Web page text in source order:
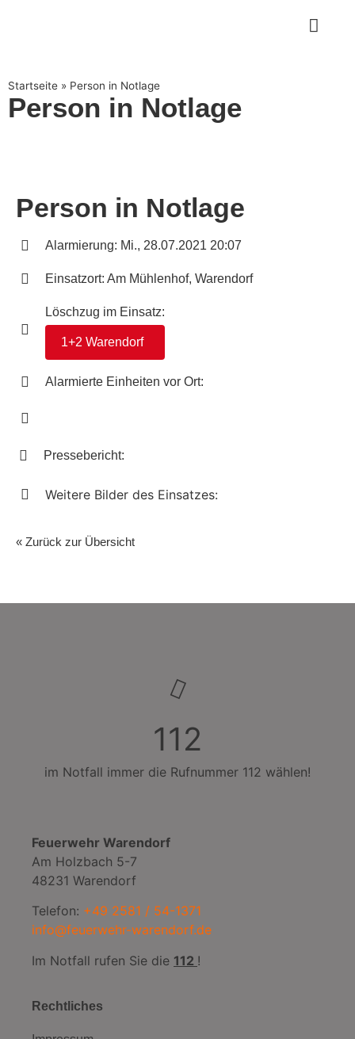
Startseite » Person in Notlage
Person in Notlage
Person in Notlage
Alarmierung: Mi., 28.07.2021 20:07
Einsatzort: Am Mühlenhof, Warendorf
Löschzug im Einsatz:
1+2 Warendorf
Alarmierte Einheiten vor Ort:
Pressebericht:
Weitere Bilder des Einsatzes:
« Zurück zur Übersicht
112
im Notfall immer die Rufnummer 112 wählen!
Feuerwehr Warendorf
Am Holzbach 5-7
48231 Warendorf
Telefon: +49 2581 / 54-1371
info@feuerwehr-warendorf.de
Im Notfall rufen Sie die 112 !
Rechtliches